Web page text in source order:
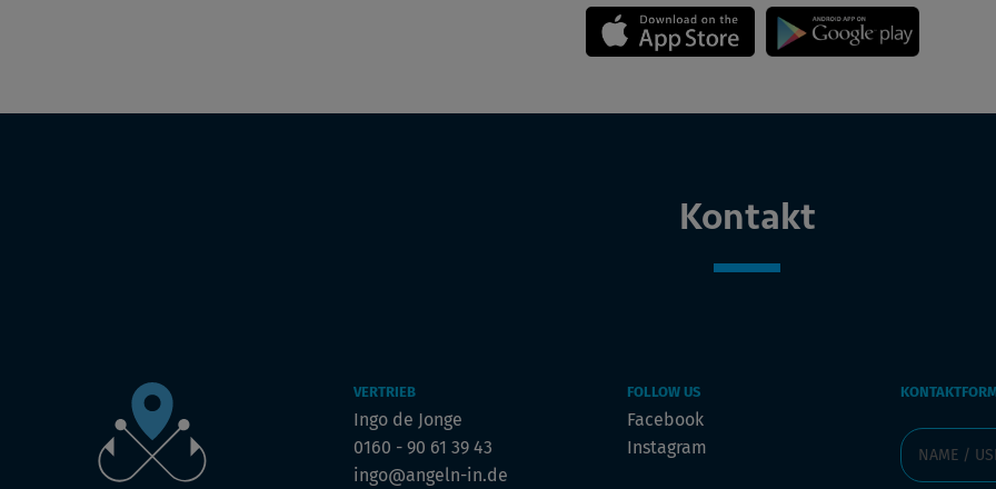
Kontakt
VERTRIEB
Ingo de Jonge
0160 - 90 61 39 43
ingo@angeln-in.de
FOLLOW US
Facebook
Instagram